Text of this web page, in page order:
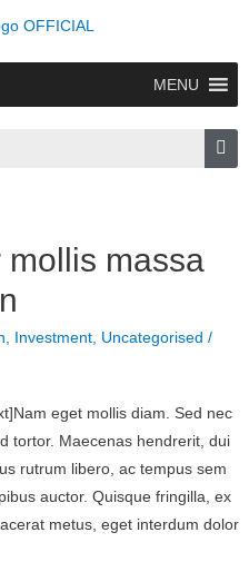
MENU
mollis massa
Investment Uncategorised /
eget mollis diam. Sed nec
tortor. Maecenas hendrerit, dui
rutrum libero, ac tempus sem
auctor. Quisque fringilla, ex
metus, eget interdum dolor